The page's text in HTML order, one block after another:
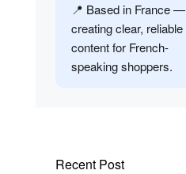
📍 Based in France —
creating clear, reliable
content for French-
speaking shoppers.
Recent Post